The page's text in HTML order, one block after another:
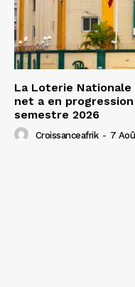
La Loterie
net a en
semestre 2026
Croissanceafrik - 7